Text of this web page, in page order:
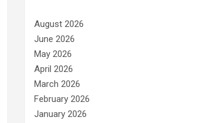
August 2026
June 2026
May 2026
April 2026
March 2026
February 2026
January 2026